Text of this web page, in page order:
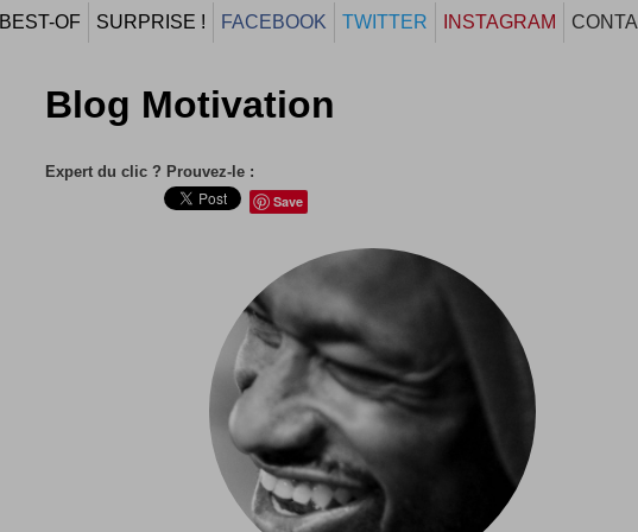
BEST-OF SURPRISE ! FACEBOOK TWITTER INSTAGRAM
Blog Motivation
Expert du clic ? Prouvez-le :
Save